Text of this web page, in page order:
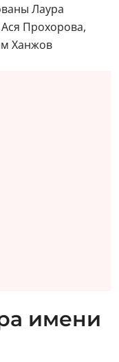
Лаура
Прохорова,
Ханжов
имени